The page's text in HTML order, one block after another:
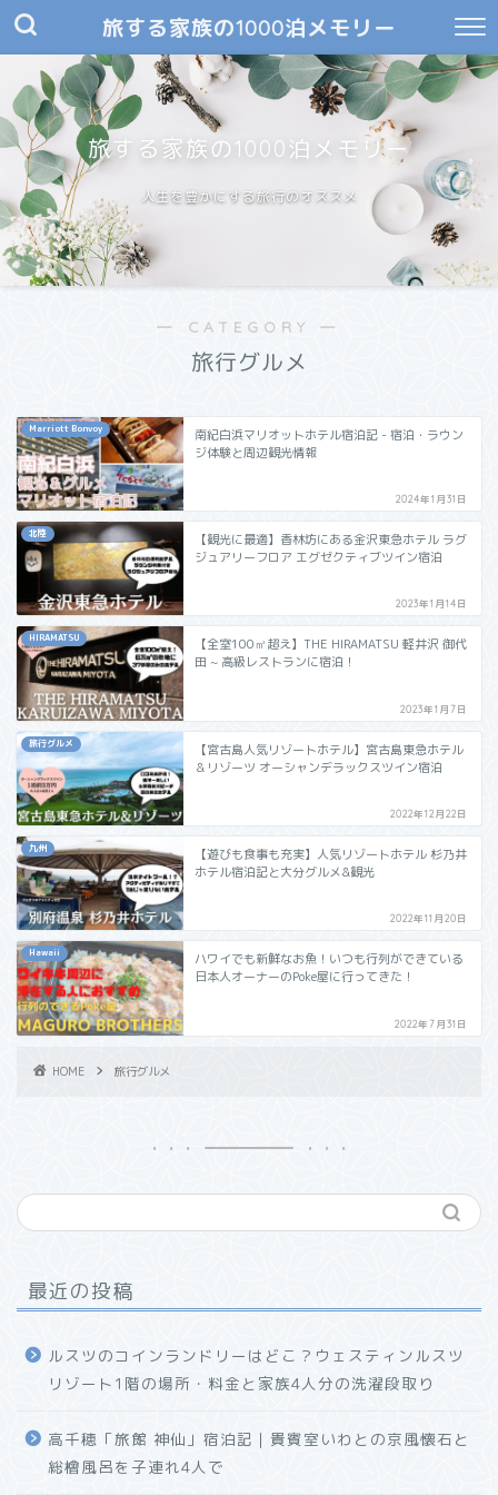
旅する家族の1000泊メモリー
旅する家族の1000泊メモリー
人生を豊かにする旅行のオススメ
― CATEGORY ―
旅行グルメ
Marriott Bonvoy
南紀白浜マリオットホテル宿泊記 - 宿泊・ラウン
ジ体験と周辺観光情報
2024年1月31日
北陸
【観光に最適】香林坊にある金沢東急ホテル ラグ
ジュアリーフロア エグゼクティブツイン宿泊
2023年1月14日
HIRAMATSU
【全室100㎡超え】THE HIRAMATSU 軽井沢 御代
田 ~ 高級レストランに宿泊！
2023年1月7日
旅行グルメ
【宮古島人気リゾートホテル】宮古島東急ホテル
＆リゾーツ オーシャンデラックスツイン宿泊
2022年12月22日
九州
【遊びも食事も充実】人気リゾートホテル 杉乃井
ホテル宿泊記と大分グルメ&観光
2022年11月20日
Hawaii
ハワイでも新鮮なお魚！いつも行列ができている
日本人オーナーのPoke屋に行ってきた！
2022年7月31日
HOME 旅行グルメ
最近の投稿
ルスツのコインランドリーはどこ？ウェスティンルスツ
リゾート1階の場所・料金と家族4人分の洗濯段取り
高千穂「旅館 神仙」宿泊記｜貴賓室いわとの京風懐石と
総檜風呂を子連れ4人で